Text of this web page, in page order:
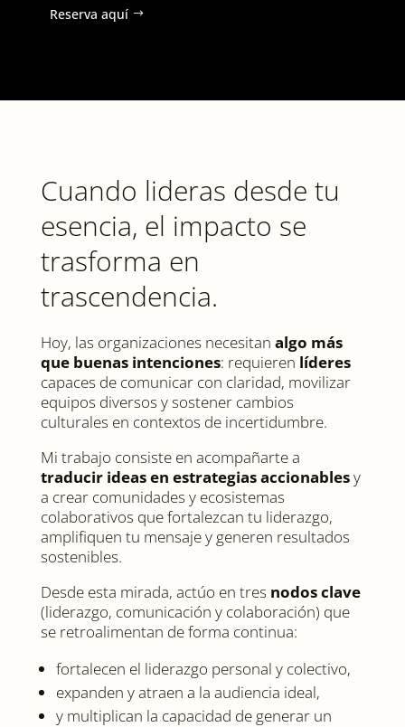
Reserva aquí
Cuando lideras desde tu
esencia, el impacto se
trasforma en
trascendencia.
Hoy, las organizaciones necesitan algo más
que buenas intenciones: requieren líderes
capaces de comunicar con claridad, movilizar
equipos diversos y sostener cambios
culturales en contextos de incertidumbre.
Mi trabajo consiste en acompañarte a
traducir ideas en estrategias accionablesy
a crear comunidades y ecosistemas
colaborativos que fortalezcan tu liderazgo,
amplifiquen tu mensaje y generen resultados
sostenibles.
Desde esta mirada, actúo en tres nodos clave
(liderazgo, comunicación y colaboración) que
se retroalimentan de forma continua:
fortalecen el liderazgo personal y colectivo,
expanden y atraen a la audiencia ideal,
y multiplican la capacidad de generar un